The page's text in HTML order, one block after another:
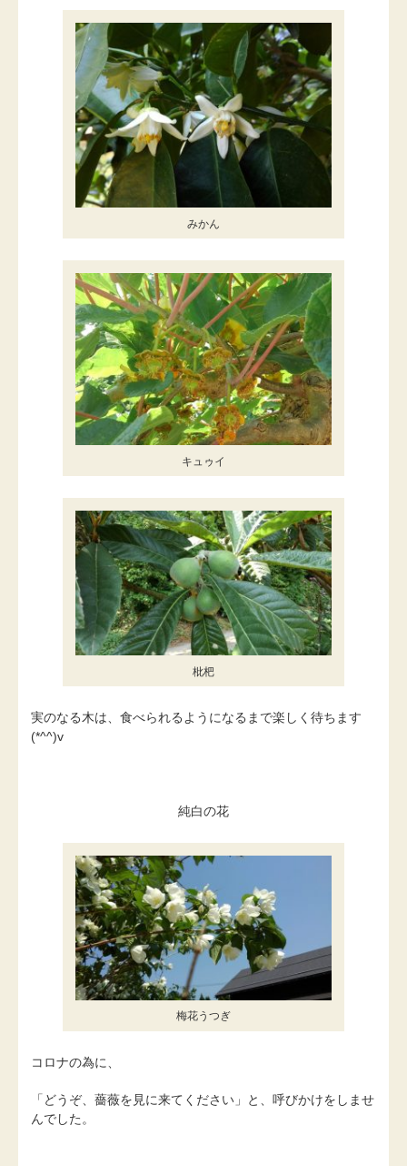
みかん
キュゥイ
枇杷
実のなる木は、食べられるようになるまで楽しく待ちます
(*^^)v
純白の花
梅花うつぎ
コロナの為に、
「どうぞ、薔薇を見に来てください」と、呼びかけをしませ
んでした。